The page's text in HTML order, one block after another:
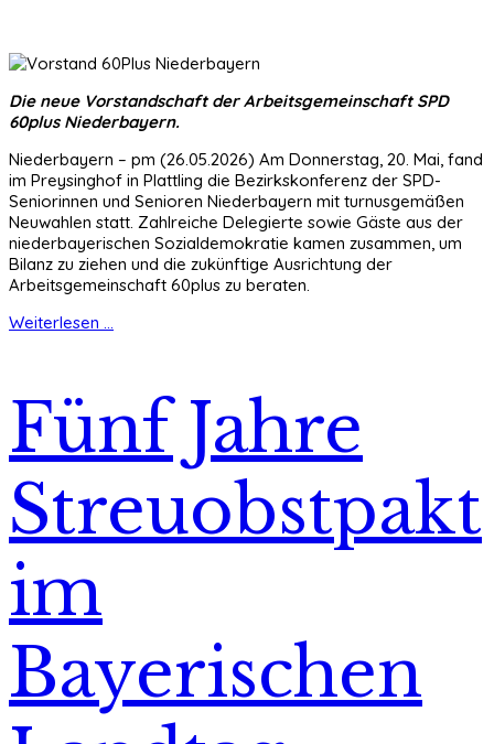
Die neue Vorstandschaft der Arbeitsgemeinschaft SPD
60plus Niederbayern.
Niederbayern – pm (26.05.2026) Am Donnerstag, 20. Mai, fand
im Preysinghof in Plattling die Bezirkskonferenz der SPD-
Seniorinnen und Senioren Niederbayern mit turnusgemäßen
Neuwahlen statt. Zahlreiche Delegierte sowie Gäste aus der
niederbayerischen Sozialdemokratie kamen zusammen, um
Bilanz zu ziehen und die zukünftige Ausrichtung der
Arbeitsgemeinschaft 60plus zu beraten.
Weiterlesen ...
Fünf Jahre
Streuobstpakt
im
Bayerischen